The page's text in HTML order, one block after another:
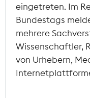
eingetreten. Im
Bundestags
mehrere
Wissenschaftler,
von Urhebern,